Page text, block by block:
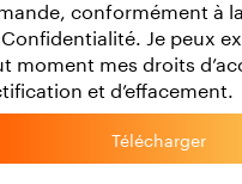
conformément à
Je peux
moment mes droits
et d’effacement.
Télécharger